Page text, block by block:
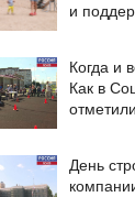
и
Когда и
Как в
День